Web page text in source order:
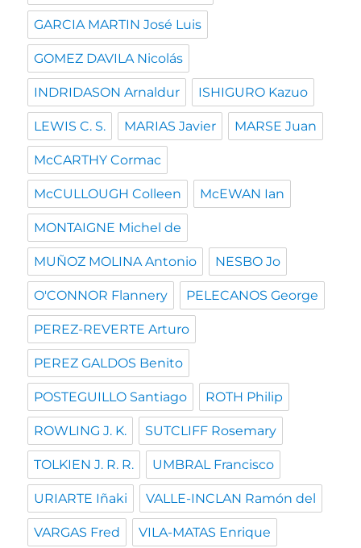
GARCIA MARTIN José Luis
GOMEZ DAVILA Nicolás
INDRIDASON Arnaldur ISHIGURO Kazuo
LEWIS C. S. MARIAS Javier MARSE Juan
McCARTHY Cormac
McCULLOUGH Colleen McEWAN Ian
MONTAIGNE Michel de
MUÑOZ MOLINA Antonio NESBO Jo
O'CONNOR Flannery PELECANOS George
PEREZ-REVERTE Arturo
PEREZ GALDOS Benito
POSTEGUILLO Santiago ROTH Philip
ROWLING J. K. SUTCLIFF Rosemary
TOLKIEN J. R. R. UMBRAL Francisco
URIARTE Iñaki VALLE-INCLAN Ramón del
VARGAS Fred VILA-MATAS Enrique